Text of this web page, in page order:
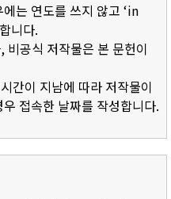
는 연도를 쓰지 않고 ‘in
니다.
비공식 저작물은 본 문헌이
간이 지남에 따라 저작물이
접속한 날짜를 작성합니다.